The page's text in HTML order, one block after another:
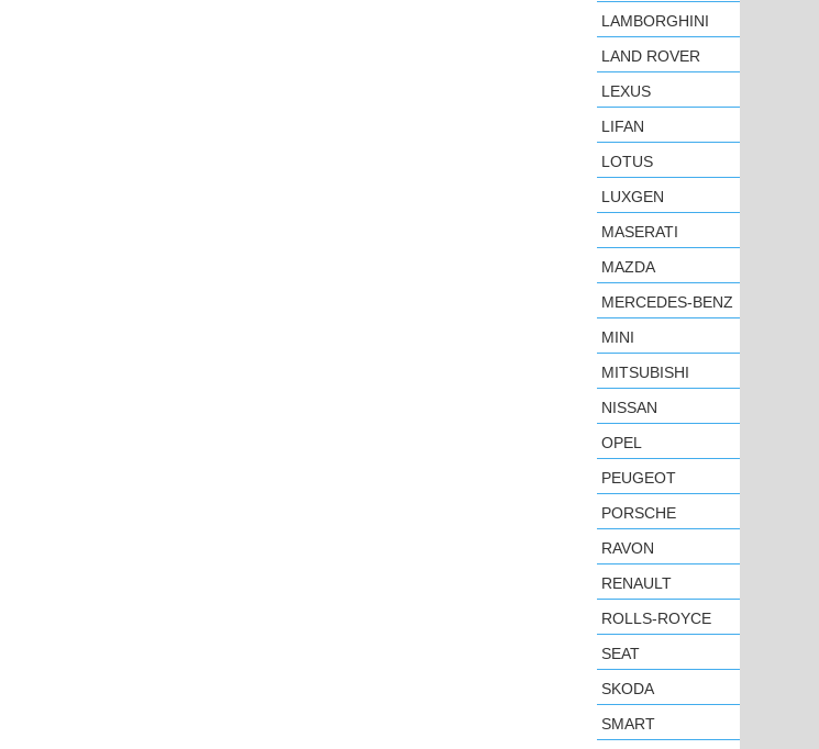
LAMBORGHINI
LAND ROVER
LEXUS
LIFAN
LOTUS
LUXGEN
MASERATI
MAZDA
MERCEDES-BENZ
MINI
MITSUBISHI
NISSAN
OPEL
PEUGEOT
PORSCHE
RAVON
RENAULT
ROLLS-ROYCE
SEAT
SKODA
SMART